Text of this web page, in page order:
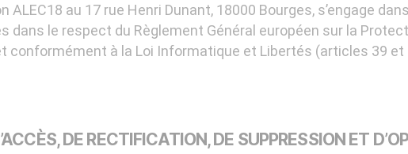
ALEC18 au 17 rue Henri Dunant, 18000 Bourges, s’engage
dans le respect du Règlement Général européen sur la
conformément à la Loi Informatique et Libertés (articles 39 et
DE RECTIFICATION, DE SUPPRESSION ET